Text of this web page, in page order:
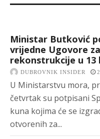
Ministar Butković
vrijedne Ugovore
rekonstrukcije u 13
DUBROVNIK INSIDER
U Ministarstvu mora,
četvrtak su potpisani
kuna kojima će se
otvorenih za...